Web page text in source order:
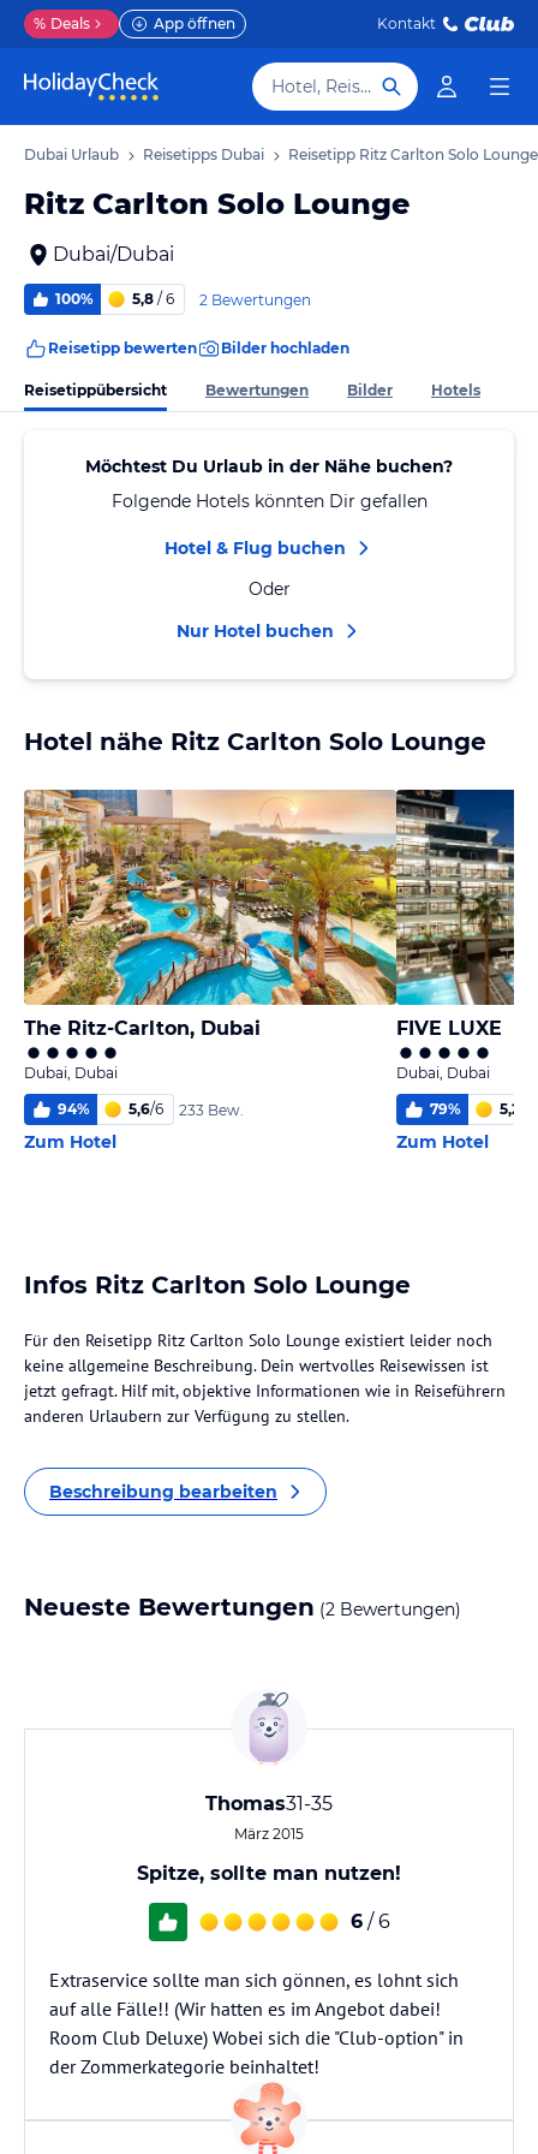
% Deals App öffnen Kontakt
Hotel, Reiseziel
Dubai Urlaub Reisetipps Dubai Reisetipp Ritz Carlton Solo Lounge
Ritz Carlton Solo Lounge
Dubai/Dubai
100% 5,8 / 6 2 Bewertungen
Reisetipp bewerten Bilder hochladen
Reisetippübersicht Bewertungen Bilder Hotels
Möchtest Du Urlaub in der Nähe buchen?
Folgende Hotels könnten Dir gefallen
Hotel & Flug buchen
Oder
Nur Hotel buchen
Hotel nähe Ritz Carlton Solo Lounge
The Ritz-Carlton, Dubai
Dubai, Dubai
94% 5,6/6 233 Bew.
Zum Hotel
FIVE LUXE
Dubai, Dubai
79% 5,2
Zum Hotel
Infos Ritz Carlton Solo Lounge
Für den Reisetipp Ritz Carlton Solo Lounge existiert leider noch
keine allgemeine Beschreibung. Dein wertvolles Reisewissen ist
jetzt gefragt. Hilf mit, objektive Informationen wie in Reiseführern
anderen Urlaubern zur Verfügung zu stellen.
Beschreibung bearbeiten
Neueste Bewertungen (2 Bewertungen)
Thomas31-35
März 2015
Spitze, sollte man nutzen!
6 / 6
Extraservice sollte man sich gönnen, es lohnt sich
auf alle Fälle!! (Wir hatten es im Angebot dabei!
Room Club Deluxe) Wobei sich die "Club-option" in
der Zommerkategorie beinhaltet!